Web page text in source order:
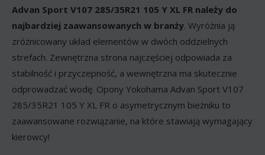
Advan Sport V107 285/35R21 105 Y XL FR należy do
najbardziej zaawansowanych w branży. Wyróżnia ją
zróżnicowany układ elementów w dwóch oddzielnych
strefach. Zewnętrzna strona najczęściej odpowiada za
stabilność i przyczepność, a wewnętrzna ma skutecznie
odprowadzać wodę. Opony Yokohama Advan Sport V107
285/35R21 105 Y XL FR o asymetrycznym bieżniku to
zaawansowane rozwiązanie, na które stawiają wymagający
kierowcy!